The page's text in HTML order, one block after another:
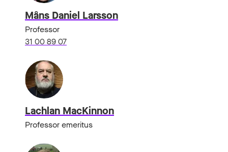
Måns Daniel Larsson
Professor
31 00 89 07
Lachlan MacKinnon
Professor emeritus